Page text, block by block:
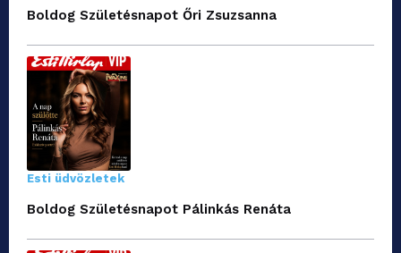
Boldog Születésnapot Őri Zsuzsanna
Esti üdvözletek
Boldog Születésnapot Pálinkás Renáta